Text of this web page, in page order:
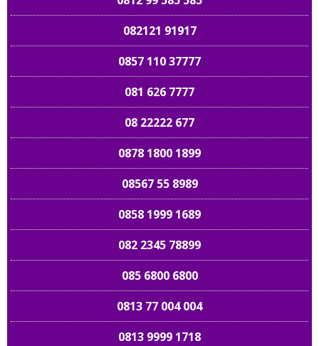
082121 91917
0857 110 37777
081 626 7777
08 22222 677
0878 1800 1899
08567 55 8989
0858 1999 1689
082 2345 78899
085 6800 6800
0813 77 004 004
0813 9999 1718